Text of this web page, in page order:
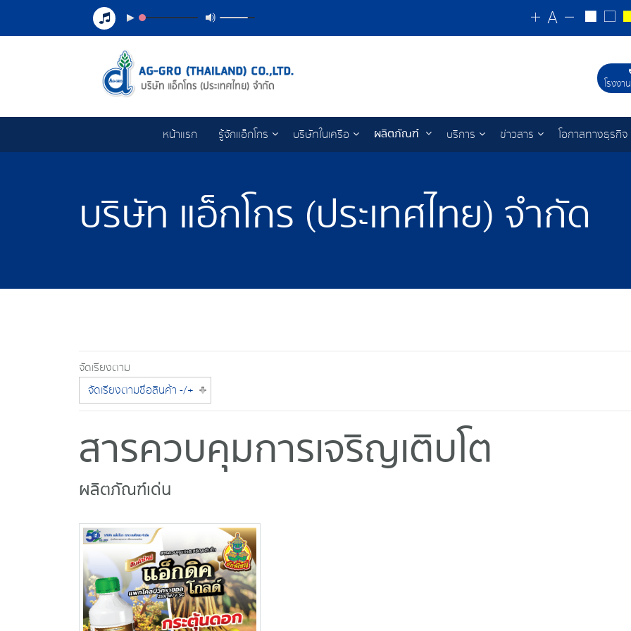
โรงงา
หน้าแรก รู้จักแอ็กโกร บริษัทในเครือ ผลิตภัณฑ์ บริการ ข่าวสาร โอกาสทางธุรกิจ
บริษัท แอ็กโกร (ประเทศไทย) จำกัด
จัดเรียงตาม
จัดเรียงตามชื่อสินค้า -/+
สารควบคุมการเจริญเติบโต
ผลิตภัณฑ์เด่น